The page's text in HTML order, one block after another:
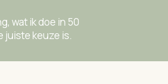
wat ik doe in 50
juiste keuze is.